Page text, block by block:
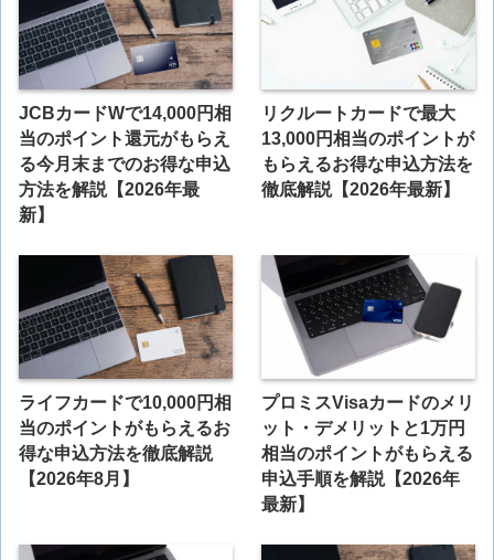
JCBカードWで14,000円相
当のポイント還元がもらえ
る今月末までのお得な申込
方法を解説【2026年最
新】
リクルートカードで最大
13,000円相当のポイントが
もらえるお得な申込方法を
徹底解説【2026年最新】
ライフカードで10,000円相
当のポイントがもらえるお
得な申込方法を徹底解説
【2026年8月】
プロミスVisaカードのメリ
ット・デメリットと1万円
相当のポイントがもらえる
申込手順を解説【2026年
最新】